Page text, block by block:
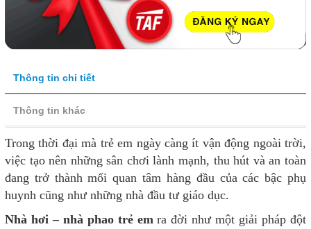
Thông tin chi tiết
Thông tin khác
Trong thời đại mà trẻ em ngày càng ít vận động ngoài trời,
việc tạo nên những sân chơi lành mạnh, thu hút và an toàn
đang trở thành mối quan tâm hàng đầu của các bậc phụ
huynh cũng như những nhà đầu tư giáo dục.
Nhà hơi – nhà phao trẻ emra đời như một giải pháp đột